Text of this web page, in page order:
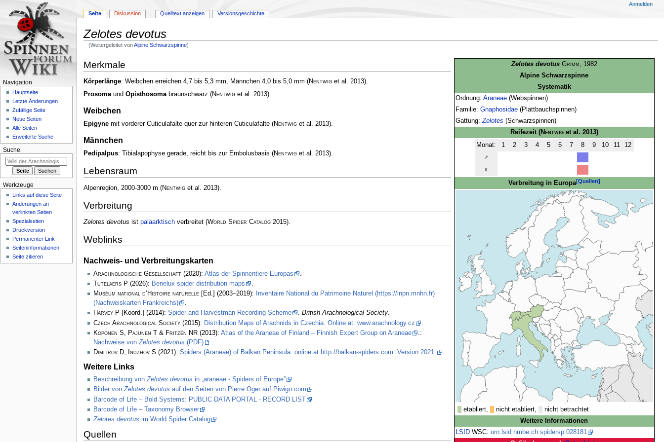
Zelotes devotus
(Weitergeleitet vonAlpine Schwarzspinne)
Navigation
springen
Suche
springen
Zelotes devotus Grimm, 1982
Alpine Schwarzspinne
Systematik
Ordnung: Araneae(Webspinnen)
Familie: Gnaphosidae(Plattbauchspinnen)
Gattung:Zelotes (Schwarzspinnen)
Reifezeit (Nentwiget al. 2013)
Monat:
1 2 3 4 5 6 7 8 9 10 11
12
♂
♀
Verbreitung in Europa[Quellen]
etabliert, nicht etabliert,
nicht betrachtet
Weitere Informationen
LSIDWSC: urn:lsid:nmbe.ch:spidersp:028181
Merkmale
Körperlänge: Weibchen erreichen 4,7 bis 5,3 mm, Männchen 4,0 bis 5,0 mm (Nentwiget al. 2013).
Prosomaund Opisthosomabraunschwarz (Nentwiget al. 2013).
Weibchen
Epigynemit vorderer Cuticulafalte quer zur hinteren Cuticulafalte (Nentwiget al. 2013).
Männchen
Pedipalpus: Tibialapophyse gerade, reicht bis zur Embolusbasis (Nentwiget al. 2013).
Lebensraum
Alpenregion, 2000-3000 m (Nentwiget al. 2013).
Verbreitung
Zelotes devotus ist paläarktischverbreitet (World Spider Catalog2015).
Weblinks
Nachweis- und Verbreitungskarten
Arachnologische Gesellschaft(2020): Atlas der Spinnentiere Europas
Tutelaers P (2026): Benelux spider distribution maps
Muséum national d’Histoire naturelle[Ed.] (2003–2019):
Inventaire National du Patrimoine Naturel (https://inpn.mnhn.fr)
(Nachweiskarten Frankreichs)
.
Harvey P [Koord.] (2014): Spider and Harvestman Recording Scheme . British Arachnological Society.
Czech Arachnological Society(2015): Distribution Maps of Arachnids in Czechia. Online at: www.arachnology.cz
Koponen S, Pajunen T & Fritzén NR(2013): Atlas of the Araneae of Finland – Finnish Expert Group on Araneae
.:
Nachweise vonZelotes devotus (PDF)
Dimitrov D, Indzhov S (2021): Spiders (Araneae) of Balkan Peninsula. online at http://balkan-spiders.com. Version 2021. .
Weitere Links
Beschreibung vonZelotes devotus in „araneae - Spiders of Europe”
Bilder vonZelotes devotus auf den Seiten von Pierre Oger auf Piwigo.com
Barcode of Life – Bold Systems: PUBLIC DATA PORTAL - RECORD LIST
Barcode of Life – Taxonomy Browser
Zelotes devotus im World Spider Catalog
Quellen
Seite Diskussion Quelltext anzeigen Versionsgeschichte
Anmelden
Navigation
Hauptseite
Letzte Änderungen
Zufällige Seite
Neue Seiten
Alle Seiten
Erweiterte Suche
Suche
Werkzeuge
Links auf diese Seite
Änderungen an
verlinkten Seiten
Spezialseiten
Druckversion
Permanenter Link
Seiten­­informationen
Seite zitieren